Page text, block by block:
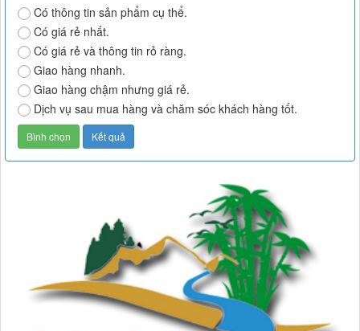
Có thông tin sản phẩm cụ thể.
Có giá rẻ nhất.
Có giá rẻ và thông tin rỏ ràng.
Giao hàng nhanh.
Giao hàng chậm nhưng giá rẻ.
Dịch vụ sau mua hàng và chăm sóc khách hàng tốt.